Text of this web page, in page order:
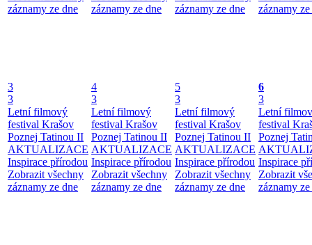
záznamy ze dne
záznamy ze dne
záznamy ze dne
záznamy
3
3
Letní filmový
festival Krašov
Poznej Tatinou II
AKTUALIZACE
Inspirace přírodou
Zobrazit všechny
záznamy ze dne
4
3
Letní filmový
festival Krašov
Poznej Tatinou II
AKTUALIZACE
Inspirace přírodou
Zobrazit všechny
záznamy ze dne
5
3
Letní filmový
festival Krašov
Poznej Tatinou II
AKTUALIZACE
Inspirace přírodou
Zobrazit všechny
záznamy ze dne
6
3
Letní
festival
Poznej
Inspirace
Zobrazit
záznamy